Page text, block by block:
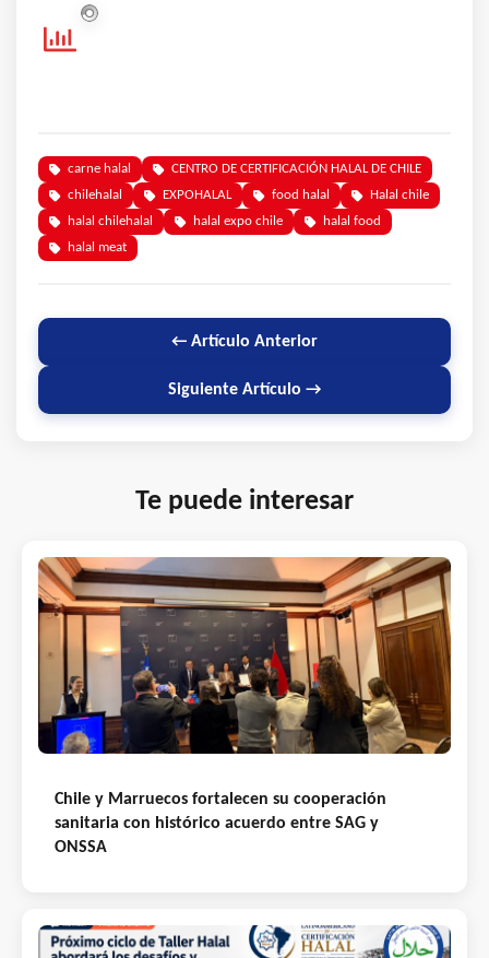
carne halal
CENTRO DE CERTIFICACIÓN HALAL DE CHILE
chilehalal
EXPOHALAL food halal
Halal chile
halal chilehalal
halal expo chile
halal food
halal meat
← Artículo Anterior
Siguiente Artículo →
Te puede interesar
Chile y Marruecos fortalecen su cooperación
sanitaria con histórico acuerdo entre SAG y
ONSSA